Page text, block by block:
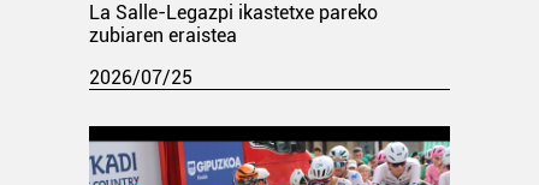
La Salle-Legazpi ikastetxe pareko
zubiaren eraistea
2026/07/25